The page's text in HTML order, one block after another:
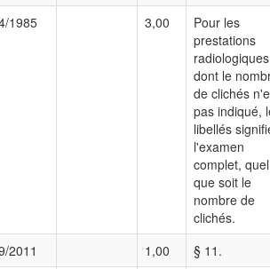
1985 3,00
Pour les
prestations
radiologiques
dont le
de clichés
pas indiqué,
libellés
l'examen
complet, quel
que soit le
nombre de
clichés.
2011 1,00
§ 11.